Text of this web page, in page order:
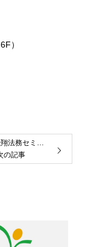
）
第１５５回飛翔法務セミナー２１
の記事